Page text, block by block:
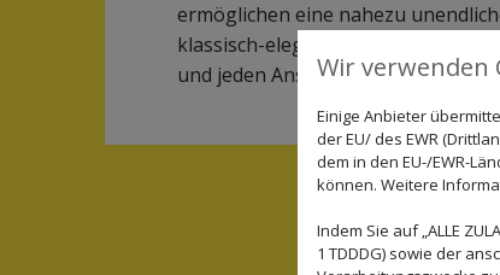
ermöglichen eine nahezu
klassisch-elegant oder top-modern
und jeden Anspruch ist eine
Wir verwenden
Einige Anbieter
der EU/ des EWR
dem in den EU-/EWR-
können. Weitere
Indem Sie auf „ALLE
1 TDDDG) sowie der